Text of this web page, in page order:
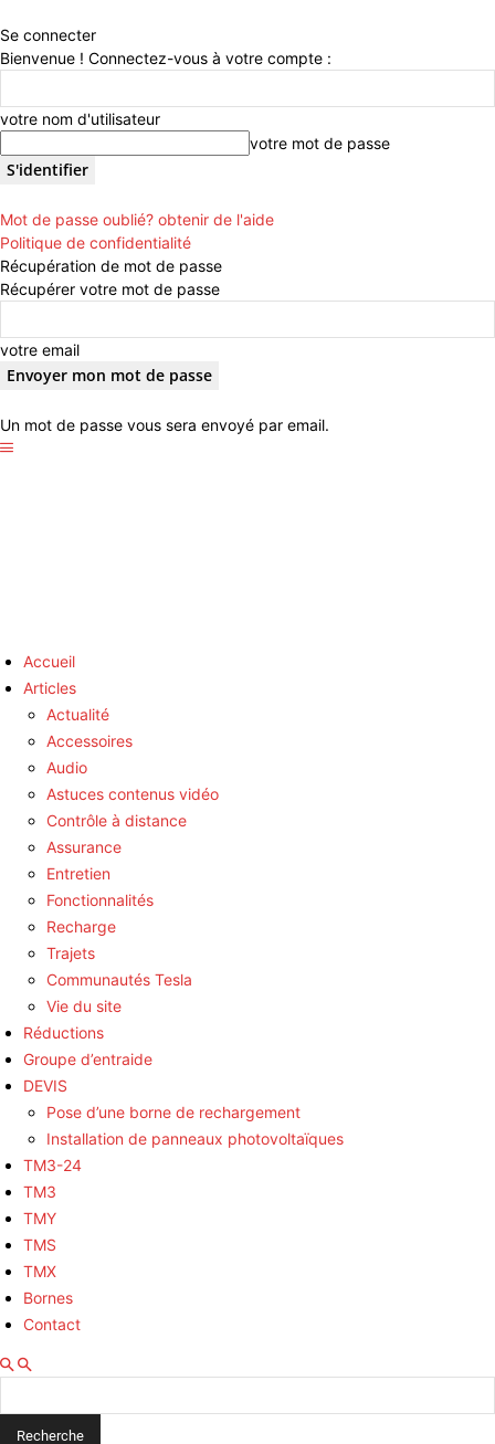
Se connecter
Bienvenue ! Connectez-vous à votre compte :
votre nom d'utilisateur
votre mot de passe
Mot de passe oublié? obtenir de l'aide
Politique de confidentialité
Récupération de mot de passe
Récupérer votre mot de passe
votre email
Un mot de passe vous sera envoyé par email.
Accueil
Articles
Actualité
Accessoires
Audio
Astuces contenus vidéo
Contrôle à distance
Assurance
Entretien
Fonctionnalités
Recharge
Trajets
Communautés Tesla
Vie du site
Réductions
Groupe d’entraide
DEVIS
Pose d’une borne de rechargement
Installation de panneaux photovoltaïques
TM3-24
TM3
TMY
TMS
TMX
Bornes
Contact